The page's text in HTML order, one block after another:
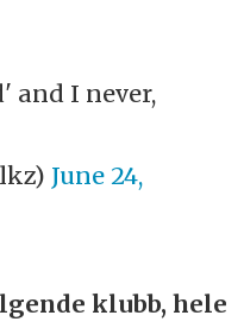
and I never,
June 24,
klubb, hele